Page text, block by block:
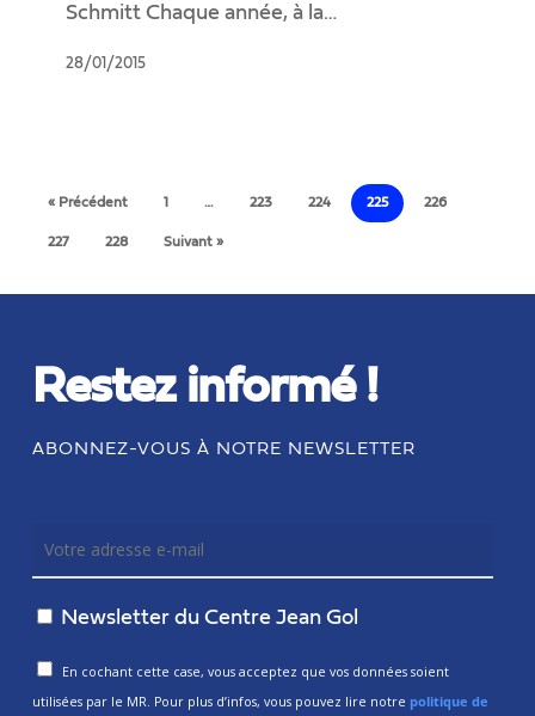
série
séminaires.
Schmitt Chaque année, à la…
28/01/2015
« Précédent 1 … 223 224 225 226
227 228 Suivant »
Restez informé !
ABONNEZ-VOUS À NOTRE NEWSLETTER
Newsletter du Centre Jean Gol
En cochant cette case, vous acceptez que vos données soient
utilisées par le MR. Pour plus d’infos, vous pouvez lire notre politique de